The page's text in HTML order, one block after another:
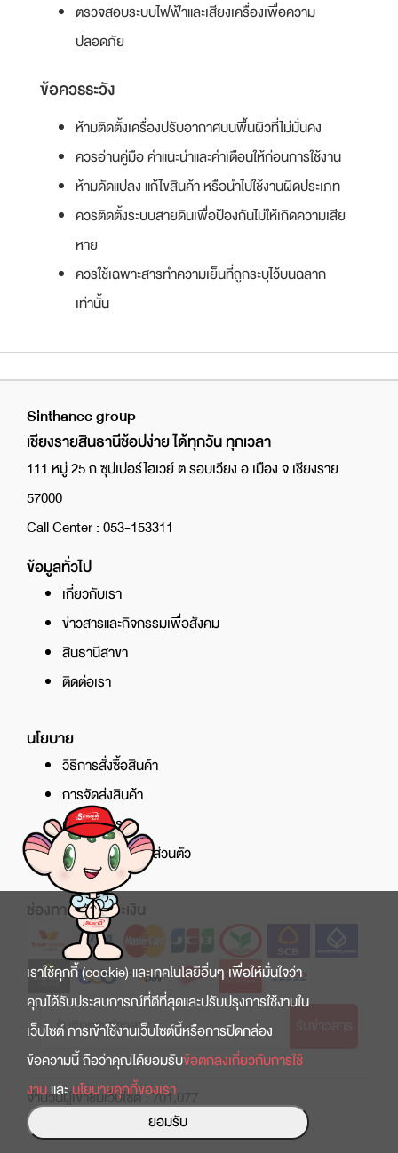
ตรวจสอบระบบไฟฟ้าและเสียงเครื่องเพื่อความ
ปลอดภัย
ข้อควรระวัง
ห้ามติดตั้งเครื่องปรับอากาศบนพื้นผิวที่ไม่มั่นคง
ควรอ่านคู่มือ คำแนะนำและคำเตือนให้ก่อนการใช้งาน
ห้ามดัดแปลง แก้ไขสินค้า หรือนำไปใช้งานผิดประเภท
ควรติดตั้งระบบสายดินเพื่อป้องกันไม่ให้เกิดความเสีย
หาย
ควรใช้เฉพาะสารทำความเย็นที่ถูกระบุไว้บนฉลาก
เท่านั้น
Sinthanee group
เชียงรายสินธานีช้อปง่าย ได้ทุกวัน ทุกเวลา
111 หมู่ 25 ถ.ซุปเปอร์ไฮเวย์ ต.รอบเวียง อ.เมือง จ.เชียงราย
57000
Call Center : 053-153311
ข้อมูลทั่วไป
เกี่ยวกับเรา
ข่าวสารและกิจกรรมเพื่อสังคม
สินธานีสาขา
ติดต่อเรา
นโยบาย
วิธีการสั่งซื้อสินค้า
การจัดส่งสินค้า
ศูนย์บริการ
นโยบายความเป็นส่วนตัว
ช่องทางการชำระเงิน
จำนวนผู้เข้าชมเว็บไซต์ : 701,077
Copyright © 2022 สินธานี
เราใช้คุกกี้ (cookie) และเทคโนโลยีอื่นๆ เพื่อให้มั่นใจว่า
คุณได้รับประสบการณ์ที่ดีที่สุดและปรับปรุงการใช้งานใน
เว็บไซต์ การเข้าใช้งานเว็บไซต์นี้หรือการปิดกล่อง
ข้อความนี้ ถือว่าคุณได้ยอมรับข้อตกลงเกี่ยวกับการใช้
งานและนโยบายคุกกี้ของเรา
ยอมรับ